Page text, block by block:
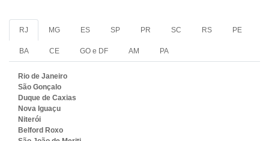
RJ MG ES SP PR SC RS PE
BA CE GO e DF AM PA
Rio de Janeiro
São Gonçalo
Duque de Caxias
Nova Iguaçu
Niterói
Belford Roxo